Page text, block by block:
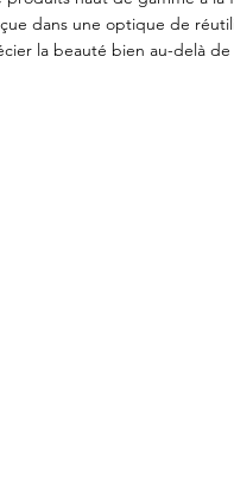
dans une optique de
la beauté bien au-delà de